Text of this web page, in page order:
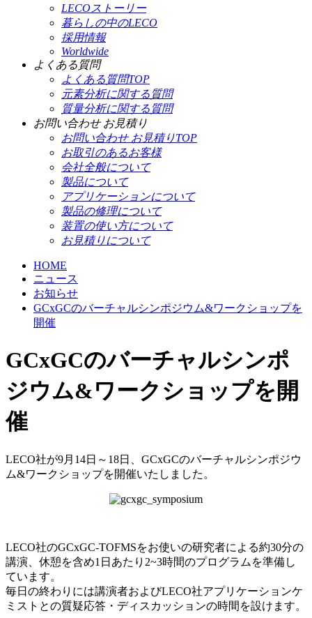
LECOストーリー
暮らしの中のLECO
採用情報
Worldwide
よくある質問
よくある質問TOP
元素分析に関する質問
質量分析に関する質問
お問い合わせ お見積り
お問い合わせ お見積りTOP
お取引のあるお客様
会社全般について
製品について
アプリケーションについて
製品の修理について
装置の使い方について
お見積りについて
HOME
ニュース
お知らせ
GCxGCのバーチャルシンポジウム&ワークショップを
開催
GCxGCのバーチャルシンポ
ジウム&ワークショップを開
催
LECO社が9月14日～18日、GCxGCのバーチャルシンポジウ
ム&ワークショップを開催いたしました。
LECO社のGCxGC-TOFMSをお使いの研究者による約30分の
講演、休憩を含め1日あたり2~3時間のプログラムを準備し
ています。
毎日の終わりには講演者およびLECO社アプリケーションケ
ミストとの質疑応答・ディスカッションの時間を設けます。